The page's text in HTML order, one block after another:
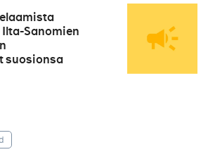
Sanomien
suosionsa